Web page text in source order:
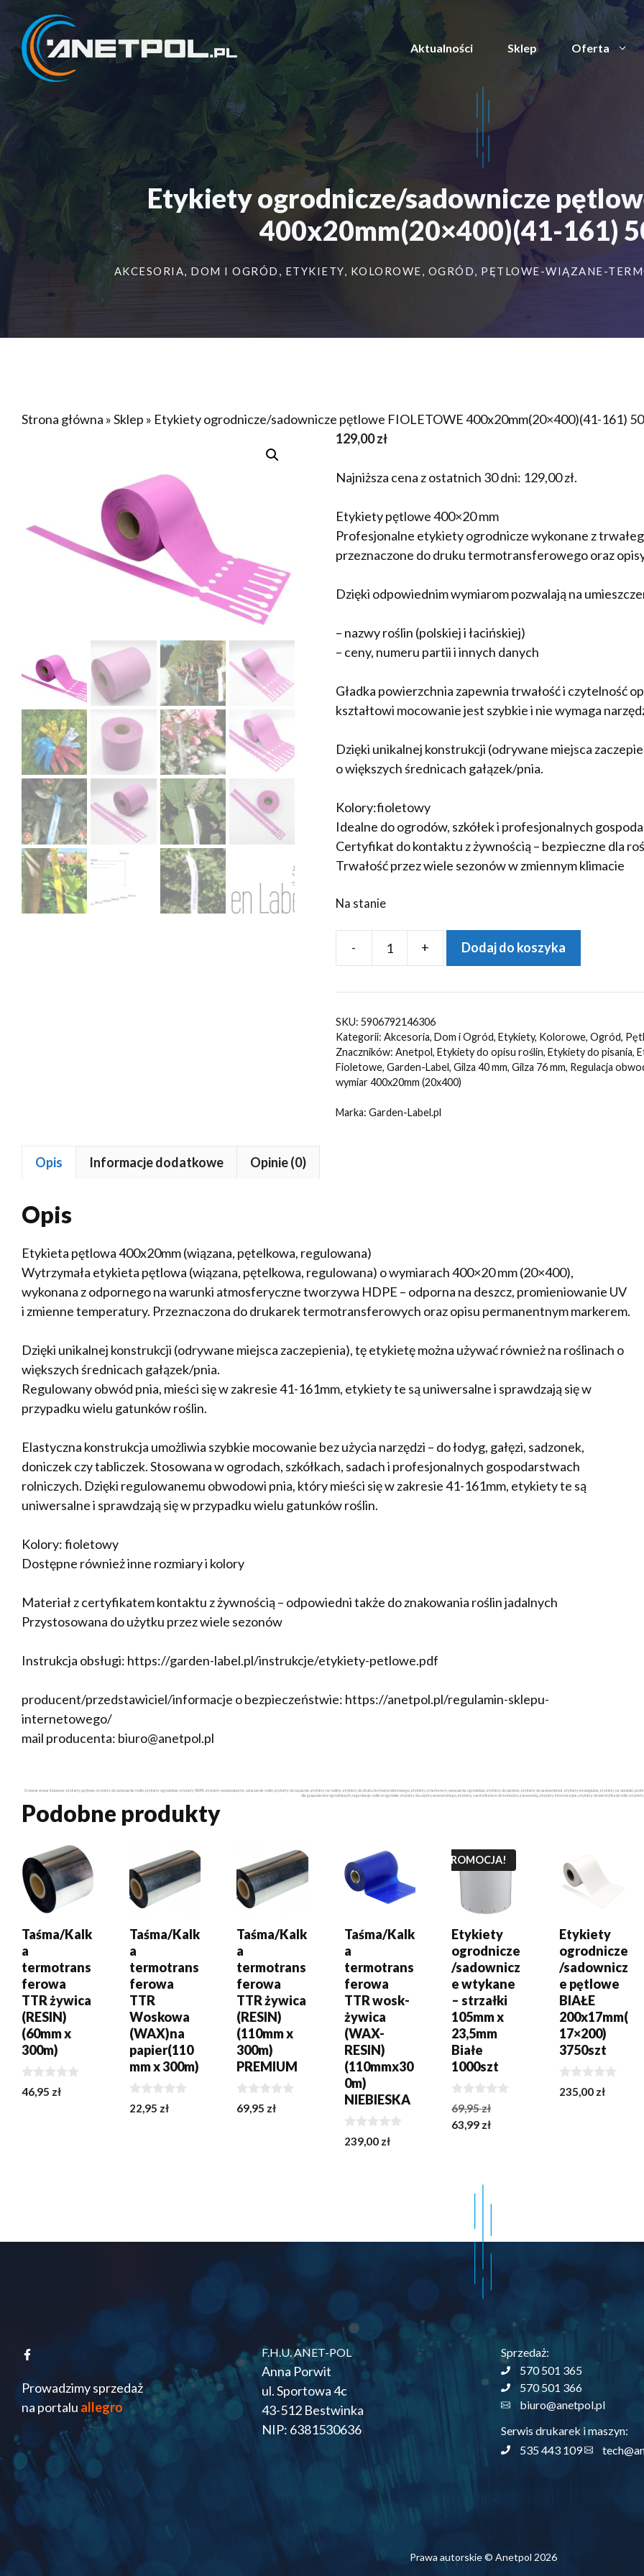
treści
Aktualności Sklep Oferta
Etykiety ogrodnicze/sadownicze
400x20mm(20×400)(41-161)
AKCESORIA, DOM I OGRÓD , ETYKIETY, KOLOROWE, OGRÓD, PĘTLOWE-WIĄZANE-
Strona główna »Sklep » Etykiety ogrodnicze/sadownicze pętlowe FIOLETOWE 400x20mm(20×400)(41-161)
129,00zł
Najniższa cena z ostatnich 30 dni: 129,00zł.
Etykiety pętlowe 400×20 mm
Profesjonalne etykiety ogrodnicze wykonane z
przeznaczone do druku termotransferowego oraz
Dzięki odpowiednim wymiarom pozwalają na
– nazwy roślin (polskiej i łacińskiej)
– ceny, numeru partii i innych danych
Gładka powierzchnia zapewnia trwałość i czytelność
kształtowi mocowanie jest szybkie i nie wymaga
Dzięki unikalnej konstrukcji (odrywane miejsca
o większych średnicach gałązek/pnia.
Kolory:fioletowy
Idealne do ogrodów, szkółek i profesjonalnych
Certyfikat do kontaktu z żywnością – bezpieczne dla
Trwałość przez wiele sezonów w zmiennym klimacie
Na stanie
-
ogrodnicze/sadownicze
pętlowe
FIOLETOWE
400x20mm(20x400)
(41-
161)
500szt
+ Dodaj do koszyka
SKU: 5906792146306
Kategorii: Akcesoria, Dom i Ogród, Etykiety, Kolorowe, Ogród,
Znaczników: Anetpol, Etykiety do opisu roślin, Etykiety do pisania,
Fioletowe, Garden-Label, Gilza 40 mm, Gilza 76 mm, Regulacja
wymiar 400x20mm (20x400)
Marka: Garden-Label.pl
Opis Informacje dodatkowe Opinie (0)
Opis
Etykieta pętlowa 400x20mm (wiązana, pętelkowa, regulowana)
Wytrzymała etykieta pętlowa (wiązana, pętelkowa, regulowana) o wymiarach 400×20 mm (20×400),
wykonana z odpornego na warunki atmosferyczne tworzywa HDPE – odporna na deszcz, promieniowanie UV
i zmienne temperatury. Przeznaczona do drukarek termotransferowych oraz opisu permanentnym markerem.
Dzięki unikalnej konstrukcji (odrywane miejsca zaczepienia), tę etykietę można używać również na roślinach o
większych średnicach gałązek/pnia.
Regulowany obwód pnia, mieści się w zakresie 41-161mm, etykiety te są uniwersalne i sprawdzają się w
przypadku wielu gatunków roślin.
Elastyczna konstrukcja umożliwia szybkie mocowanie bez użycia narzędzi – do łodyg, gałęzi, sadzonek,
doniczek czy tabliczek. Stosowana w ogrodach, szkółkach, sadach i profesjonalnych gospodarstwach
rolniczych. Dzięki regulowanemu obwodowi pnia, który mieści się w zakresie 41-161mm, etykiety te są
uniwersalne i sprawdzają się w przypadku wielu gatunków roślin.
Kolory: fioletowy
Dostępne również inne rozmiary i kolory
Materiał z certyfikatem kontaktu z żywnością – odpowiedni także do znakowania roślin jadalnych
Przystosowana do użytku przez wiele sezonów
Instrukcja obsługi: https://garden-label.pl/instrukcje/etykiety-petlowe.pdf
producent/przedstawiciel/informacje o bezpieczeństwie: https://anetpol.pl/regulamin-sklepu-
internetowego/
mail producenta: biuro@anetpol.pl
Główne słowa kluczowe: etykiety pętlowe, etykiety do oznaczania roślin, etykiety ogrodnicze, etykiety HDPE, etykiety wodoodporne, oznaczanie roślin, etykiety do wiązania, etykiety na rośliny, etykiety do druku termotransferowego, etykiety z markerem, oznaczenia ogrodnicze, etykiety do szkółek, etykiety do sadownictwa, etykiety ekologiczne, etykiety na
dla gospodarstw ogrodniczych, organizacja roślin w ogrodzie, etykiety do użytku zewnętrznego, etykiety z certyfikatem do kontaktu z żywnością, etykiety informacyjne, etykiety do identyfikacji roślin,
Podobne produkty
Taśma/Kalk
a
termotrans
ferowa
TTR żywica
(RESIN)
(60mm x
300m)
0
z
46,95 zł
DODAJ DO
KOSZYKA
Taśma/Kalk
a
termotrans
ferowa
TTR
Woskowa
(WAX)na
papier(110
mm x 300m)
0
z
22,95 zł
DODAJ DO
KOSZYKA
Taśma/Kalk
a
termotrans
ferowa
TTR żywica
(RESIN)
(110mm x
300m)
PREMIUM
0
z
69,95 zł
Taśma/Kalk
a
termotrans
ferowa
TTR wosk-
żywica
(WAX-
RESIN)
(110mmx30
0m)
NIEBIESKA
0
z
239,00 zł
PROMOCJA!
Etykiety
ogrodnicze
/sadownicz
e wtykane
– strzałki
105mm x
23,5mm
Białe
1000szt
0
z
5
69,95zł
63,99 złAktualna
Etykiety
ogrodnicze
/sadownicz
e pętlowe
BIAŁE
200x17mm(
17×200)
3750szt
0
z
235,00 zł
Prowadzimy sprzedaż
na portalu allegro
F.H.U. ANET-POL
Anna Porwit
ul. Sportowa 4c
43-512 Bestwinka
NIP: 6381530636
Sprzedaż:
570 501 365
570 501 366
biuro@anetpol.pl
Serwis drukarek i maszyn:
535 443 109
Prawa autorskie © Anetpol 2026